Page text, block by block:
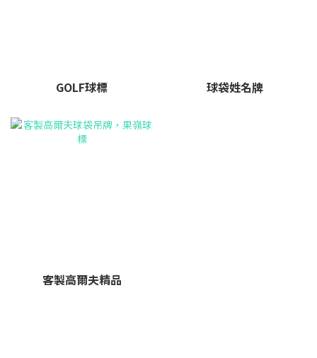
GOLF球標 球袋姓名牌
客製高爾夫精品